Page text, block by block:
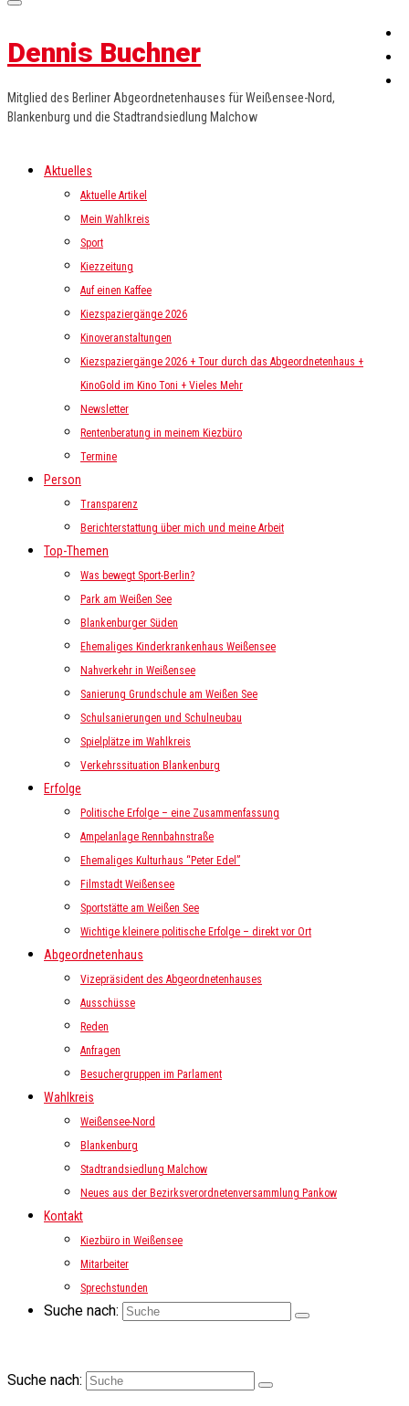
Dennis Buchner
Mitglied des Berliner Abgeordnetenhauses für Weißensee-Nord,
Blankenburg und die Stadtrandsiedlung Malchow
Aktuelles
Aktuelle Artikel
Mein Wahlkreis
Sport
Kiezzeitung
Auf einen Kaffee
Kiezspaziergänge 2026
Kinoveranstaltungen
Kiezspaziergänge 2026 + Tour durch das Abgeordnetenhaus +
KinoGold im Kino Toni + Vieles Mehr
Newsletter
Rentenberatung in meinem Kiezbüro
Termine
Person
Transparenz
Berichterstattung über mich und meine Arbeit
Top-Themen
Was bewegt Sport-Berlin?
Park am Weißen See
Blankenburger Süden
Ehemaliges Kinderkrankenhaus Weißensee
Nahverkehr in Weißensee
Sanierung Grundschule am Weißen See
Schulsanierungen und Schulneubau
Spielplätze im Wahlkreis
Verkehrssituation Blankenburg
Erfolge
Politische Erfolge – eine Zusammenfassung
Ampelanlage Rennbahnstraße
Ehemaliges Kulturhaus “Peter Edel”
Filmstadt Weißensee
Sportstätte am Weißen See
Wichtige kleinere politische Erfolge – direkt vor Ort
Abgeordnetenhaus
Vizepräsident des Abgeordnetenhauses
Ausschüsse
Reden
Anfragen
Besuchergruppen im Parlament
Wahlkreis
Weißensee-Nord
Blankenburg
Stadtrandsiedlung Malchow
Neues aus der Bezirksverordnetenversammlung Pankow
Kontakt
Kiezbüro in Weißensee
Mitarbeiter
Sprechstunden
Suche nach:
Suche nach: